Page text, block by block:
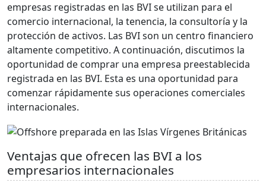
empresas registradas en las BVI se utilizan para el
comercio internacional, la tenencia, la consultoría y la
protección de activos. Las BVI son un centro financiero
altamente competitivo. A continuación, discutimos la
oportunidad de comprar una empresa preestablecida
registrada en las BVI. Esta es una oportunidad para
comenzar rápidamente sus operaciones comerciales
internacionales.
Ventajas que ofrecen las BVI a los
empresarios internacionales